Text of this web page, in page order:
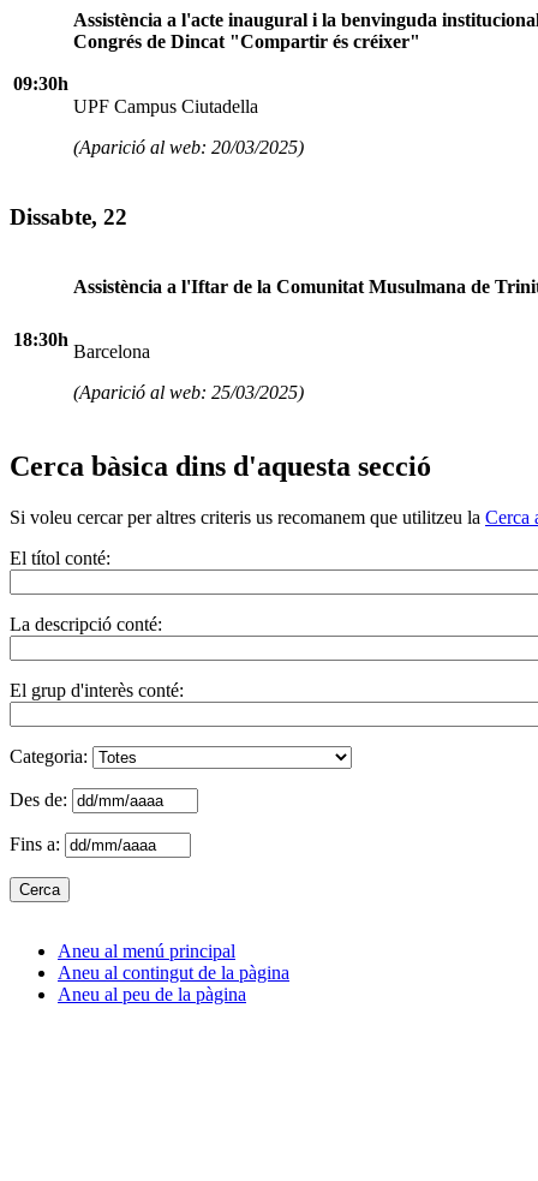
09:30h
Assistència a l'acte inaugural i la benvinguda
Congrés de Dincat "Compartir és créixer"
UPF Campus Ciutadella
(Aparició al web: 20/03/2025)
Dissabte, 22
18:30h
Assistència a l'Iftar de la Comunitat Musulmana de
Barcelona
(Aparició al web: 25/03/2025)
Cerca bàsica dins d'aquesta secció
Si voleu cercar per altres criteris us recomanem que utilitzeu la Cerca
El títol conté:
La descripció conté:
El grup d'interès conté:
Categoria:
Des de:
Fins a:
Aneu al menú principal
Aneu al contingut de la pàgina
Aneu al peu de la pàgina